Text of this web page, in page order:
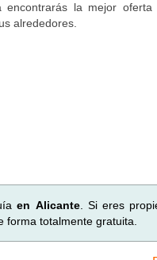
encontrarás la mejor oferta
alrededores.
en Alicante. Si eres
forma totalmente gratuita.